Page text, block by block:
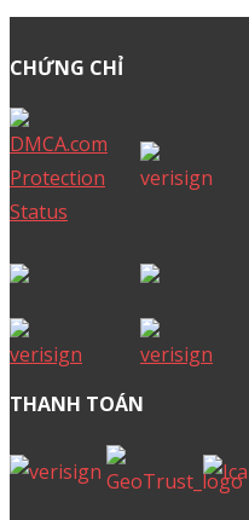
CHỨNG CHỈ
THANH TOÁN